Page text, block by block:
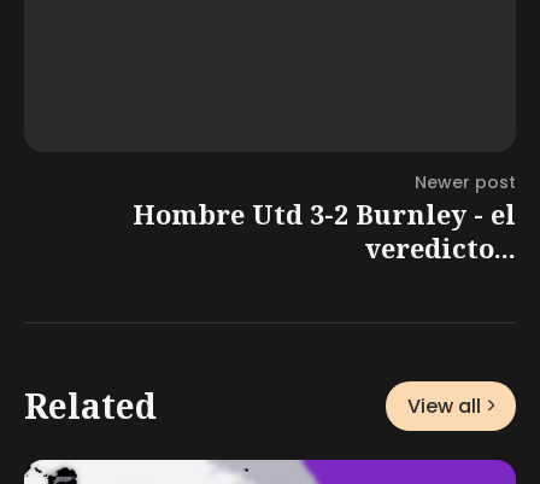
Newer post
Hombre Utd 3-2 Burnley - el
veredicto...
Related View all